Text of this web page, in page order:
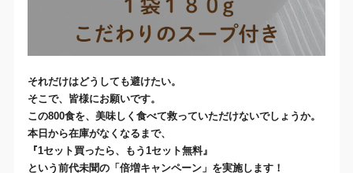
それだけはどうしても避けたい。
そこで、 皆様にお願いです。
この800食を、美味しく食べて救っていただけないでしょうか。
本日から在庫がなくなるまで、
『1セット買ったら、もう 1セット無料』
という前代未聞の「倍増キャンペーン」を実施します！